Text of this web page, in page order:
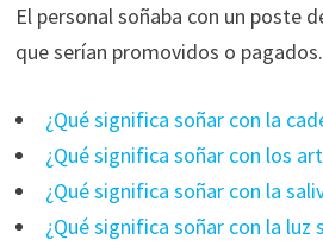
El personal soñaba con un poste
que serían promovidos o pagados.
¿Qué significa soñar con la
¿Qué significa soñar con los
¿Qué significa soñar con la
¿Qué significa soñar con la luz